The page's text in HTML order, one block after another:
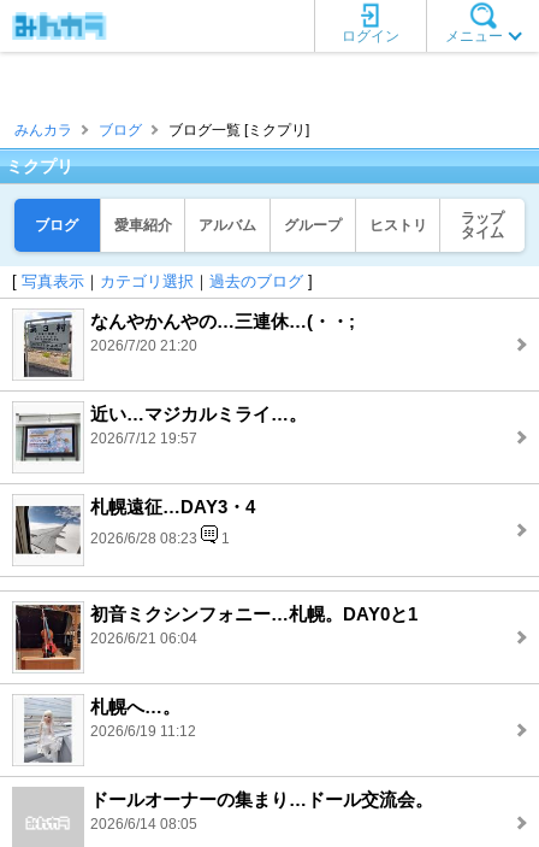
メニュー
ログイン
みんカラ ブログ ブログ一覧 [ミクプリ]
ミクプリ
ブログ 愛車紹介 アルバム グループ ヒストリ
ラップ
タイム
[ 写真表示 ｜ カテゴリ選択 ｜ 過去のブログ ]
なんやかんやの…三連休…(・・;
2026/7/20 21:20
近い…マジカルミライ…。
2026/7/12 19:57
札幌遠征…DAY3・4
2026/6/28 08:23 1
初音ミクシンフォニー…札幌。DAY0と1
2026/6/21 06:04
札幌へ…。
2026/6/19 11:12
ドールオーナーの集まり…ドール交流会。
2026/6/14 08:05